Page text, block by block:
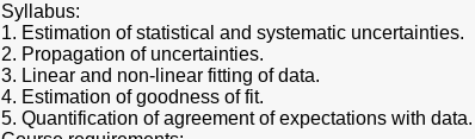
Syllabus:
1. Estimation of statistical and systematic uncertainties.
2. Propagation of uncertainties.
3. Linear and non-linear fitting of data.
4. Estimation of goodness of fit.
5. Quantification of agreement of expectations with data.